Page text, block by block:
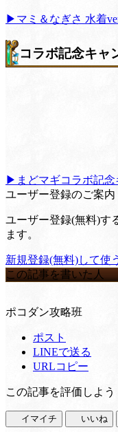
▶マミ＆なぎさ 水着
コラボ記念キャ
▶まどマギコラボ記念
ユーザー登録のご案内
ユーザー登録(無料)す
ます。
新規登録(無料)して使
この記事を書いた人
ポコダン攻略班
ポスト
LINEで送る
URLコピー
この記事を評価しよう
イマイチ いいね